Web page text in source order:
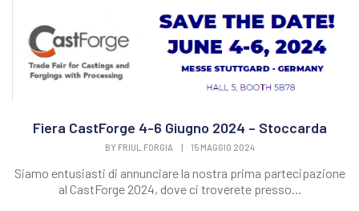
Fiera CastForge 4-6 Giugno 2024 – Stoccarda
BY FRIUL.FORGIA | 15 MAGGIO 2024
Siamo entusiasti di annunciare la nostra prima partecipazione
al CastForge 2024, dove ci troverete presso...